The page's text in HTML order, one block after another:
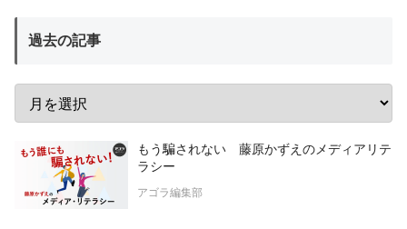
過去の記事
もう騙されない 藤原かずえのメディアリテ
ラシー
アゴラ編集部